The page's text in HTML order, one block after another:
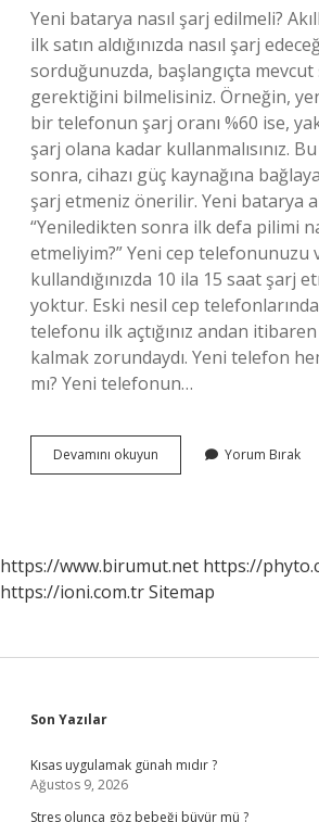
Yeni batarya nasıl şarj edilmeli?
ilk satın aldığınızda nasıl şarj
sorduğunuzda, başlangıçta mevcut
gerektiğini bilmelisiniz. Örneğin, yeni
bir telefonun şarj oranı %60 ise,
şarj olana kadar kullanmalısınız.
sonra, cihazı güç kaynağına
şarj etmeniz önerilir. Yeni batarya
“Yeniledikten sonra ilk defa pilimi
etmeliyim?” Yeni cep telefonunuzu
kullandığınızda 10 ila 15 saat şarj
yoktur. Eski nesil cep
telefonu ilk açtığınız andan
kalmak zorundaydı. Yeni telefon
mı? Yeni telefonun…
Devamını okuyun
Bataryayı
Gerek
Yorum Bırak
https://www.birumut.net https://
https://ioni.com.trSitemap
Sidebar
Son Yazılar
Kısas uygulamak günah mıdır ?
Ağustos 9, 2026
Stres olunca göz bebeği büyür mü ?